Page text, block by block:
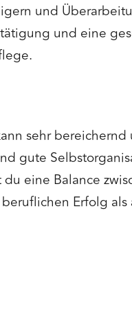
und
und eine
sehr bereichernd
gute
eine Balance
Erfolg als